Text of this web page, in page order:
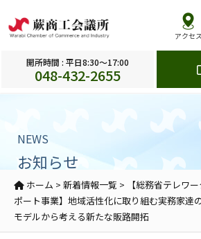
アクセス
開所時間 : 平日8:30～17:00
048-432-2655
NEWS
お知らせ
ホーム > 新着情報一覧 >
【総務省テレワ
ポート事業】地域活性化に取り組む実務家達
モデルから考える新たな販路開拓